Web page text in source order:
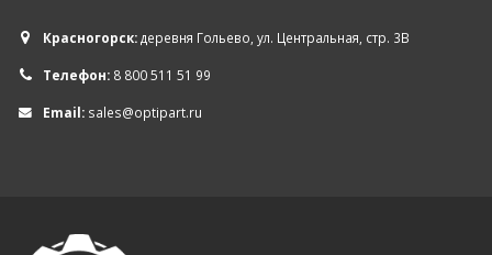
Красногорск:деревня Гольево, ул. Центральная, стр. 3В
Телефон: 8 800 511 51 99
Email: sales@optipart.ru